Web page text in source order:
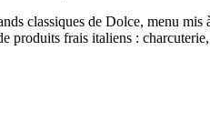
classiques de Dolce, menu
produits frais italiens :